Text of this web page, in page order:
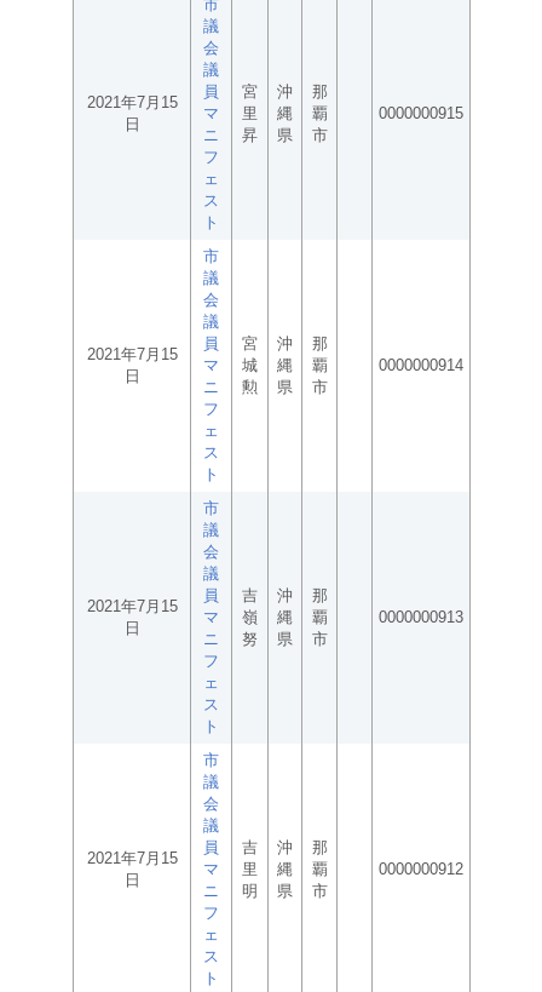
2021年7月15
日
市
議
会
議
員
マ
ニ
フ
ェ
ス
ト
宮
里
昇
沖
縄
県
那
覇
市
0000000915
2021年7月15
日
市
議
会
議
員
マ
ニ
フ
ェ
ス
ト
宮
城
勲
沖
縄
県
那
覇
市
0000000914
2021年7月15
日
市
議
会
議
員
マ
ニ
フ
ェ
ス
ト
吉
嶺
努
沖
縄
県
那
覇
市
0000000913
2021年7月15
日
市
議
会
議
員
マ
ニ
フ
ェ
ス
ト
吉
里
明
沖
縄
県
那
覇
市
0000000912